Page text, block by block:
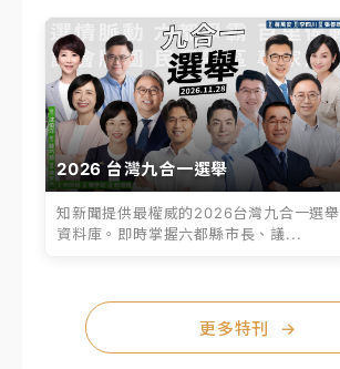
2026 台灣九合一選舉
知新聞提供最權威的2026台灣九合一選舉
資料庫。即時掌握六都縣市長、議...
更多特刊 →